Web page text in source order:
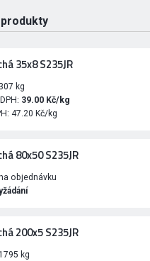
35x8 S235JR
307 kg
39.00 Kč/kg
47.20 Kč/kg
80x50 S235JR
objednávku
200x5 S235JR
kg